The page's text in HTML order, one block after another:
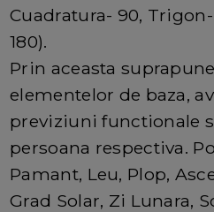
Cuadratura- 90,
180).
Prin aceasta
elementelor de baza,
previziuni functionale
persoana respectiva.
Pamant, Leu, Plop,
Grad Solar, Zi Lunara,